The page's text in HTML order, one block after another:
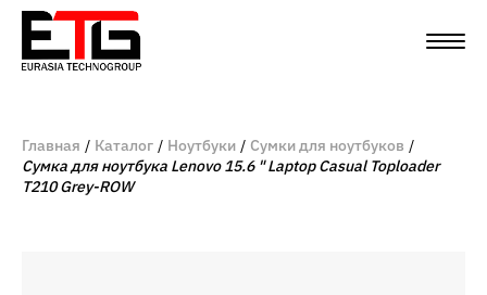
Главная Каталог Ноутбуки
Сумки для ноутбуков
Сумка для ноутбука Lenovo 15.6 " Laptop Casual Toploader
T210 Grey-ROW